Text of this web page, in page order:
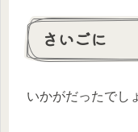
さいごに
いかがだったでし